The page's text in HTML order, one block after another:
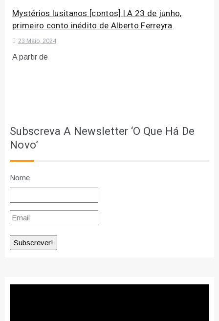
Mystérios lusitanos [contos] | A 23 de junho,
primeiro conto inédito de Alberto Ferreyra
23 Maio, 2024
A partir de
Subscreva A Newsletter ‘O Que Há De
Novo’
Nome